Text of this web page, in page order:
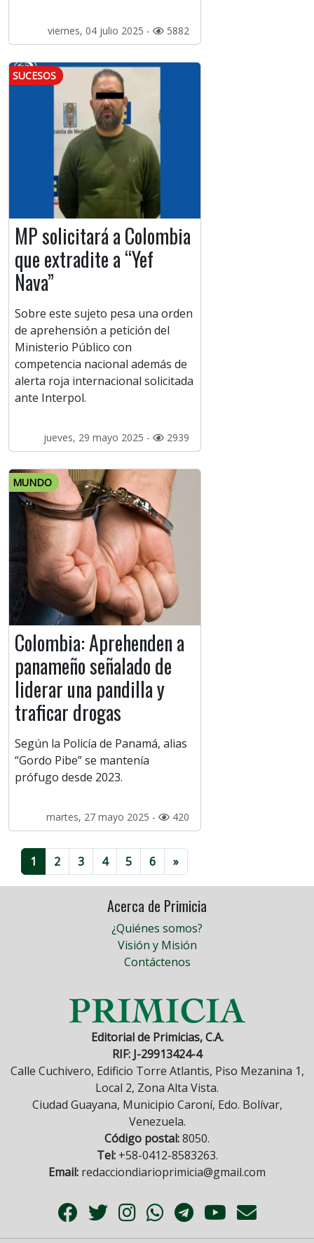
viernes, 04 julio 2025 - 5882
SUCESOS
MP solicitará a Colombia
que extradite a “Yef
Nava”
Sobre este sujeto pesa una orden
de aprehensión a petición del
Ministerio Público con
competencia nacional además de
alerta roja internacional solicitada
ante Interpol.
jueves, 29 mayo 2025 - 2939
MUNDO
Colombia: Aprehenden a
panameño señalado de
liderar una pandilla y
traficar drogas
Según la Policía de Panamá, alias
“Gordo Pibe” se mantenía
prófugo desde 2023.
martes, 27 mayo 2025 - 420
1 2 3 4 5 6 »
Acerca de Primicia
¿Quiénes somos?
Visión y Misión
Contáctenos
Editorial de Primicias, C.A.
RIF: J-29913424-4
Calle Cuchivero, Edificio Torre Atlantis, Piso Mezanina 1,
Local 2, Zona Alta Vista.
Ciudad Guayana, Municipio Caroní, Edo. Bolívar,
Venezuela.
Código postal:8050.
Tel:+58-0412-8583263.
Email: redacciondiarioprimicia@gmail.com